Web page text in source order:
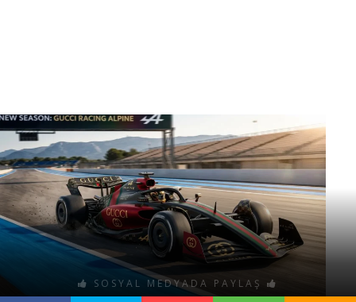
SOSYAL MEDYADA PAYLAŞ